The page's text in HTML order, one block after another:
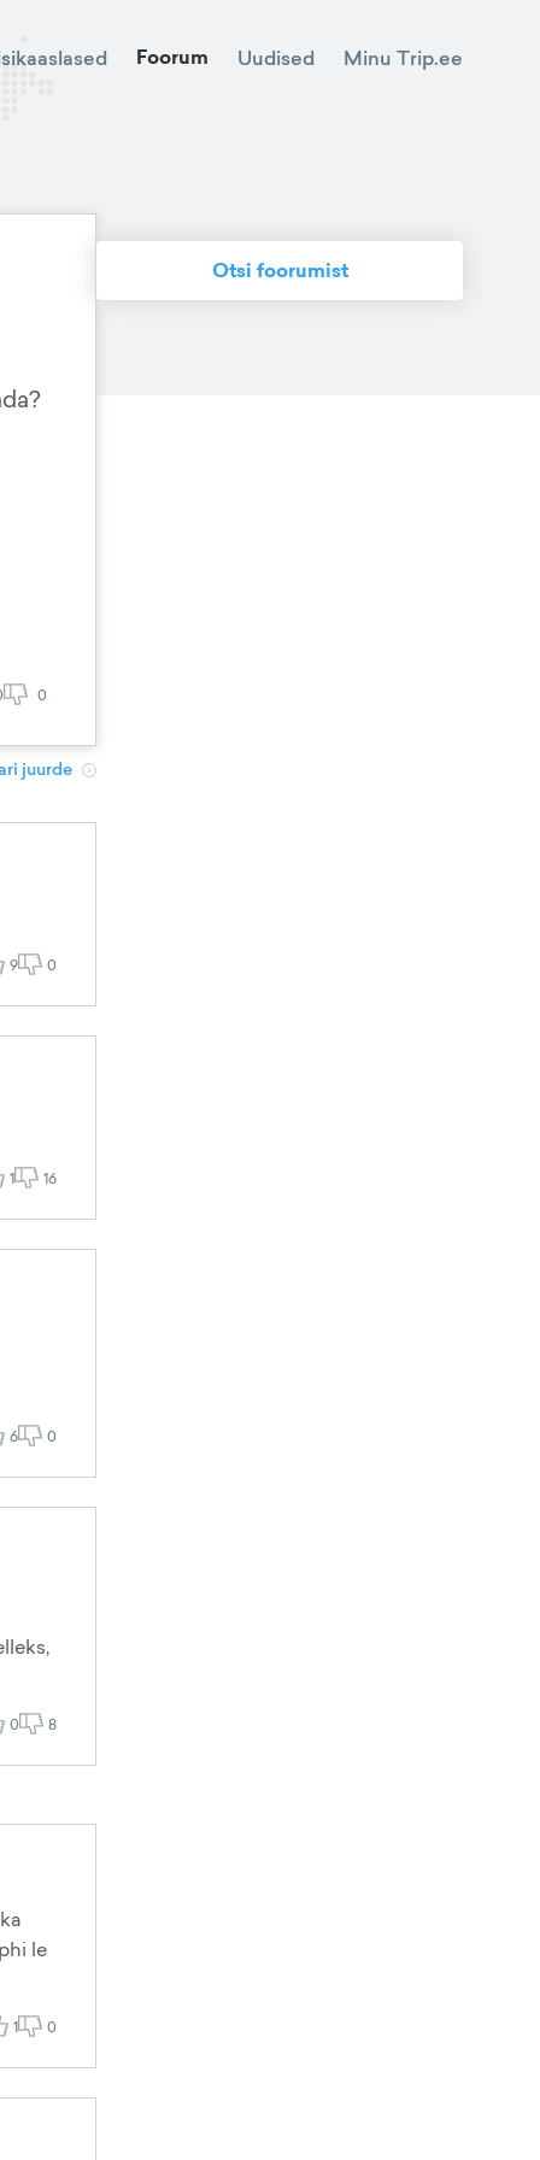
Foorum Uudised Minu Trip.ee
0
juurde
9 0
1 16
6 0
0 8
le
1 0
Otsi foorumist